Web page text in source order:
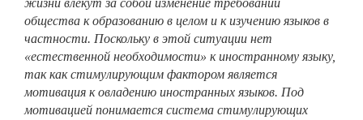
жизни влекут за собой изменение требований
общества к образованию в целом и к изучению языков в
частности. Поскольку в этой ситуации нет
«естественной необходимости» к иностранному языку,
так как стимулирующим фактором является
мотивация к овладению иностранных языков. Под
мотивацией понимается система стимулирующих